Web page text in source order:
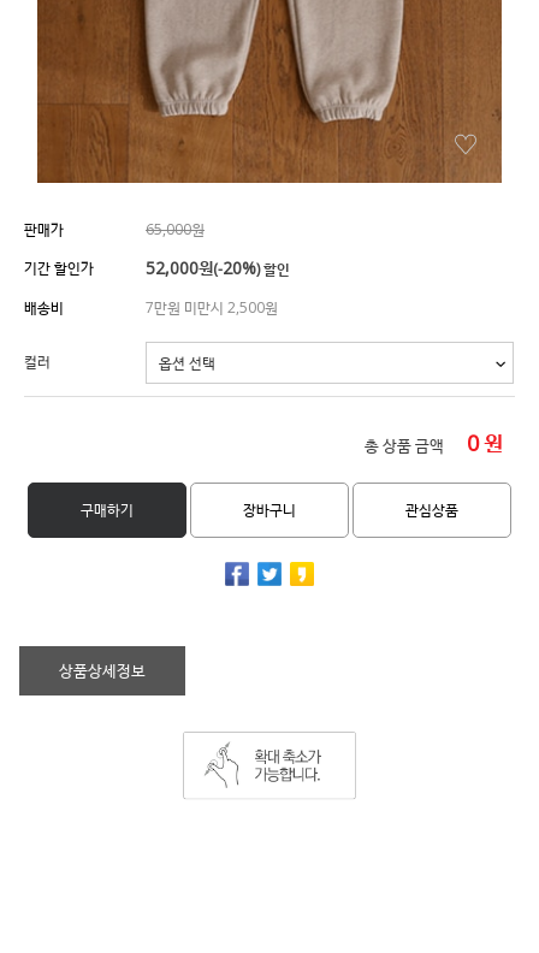
판매가
65,000원
기간 할인가
52,000원(-20%) 할인
배송비
7만원 미만시 2,500원
컬러
총 상품 금액 0원
구매하기 장바구니 관심상품
상품상세정보